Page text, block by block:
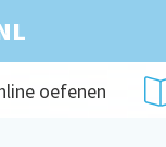
oefenen